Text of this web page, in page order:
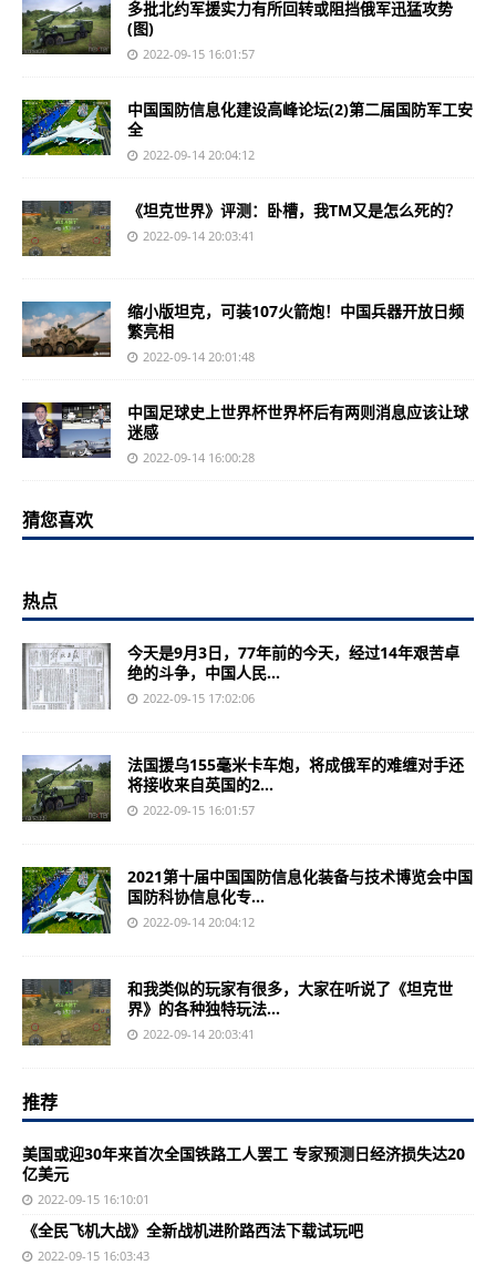
多批北约军援实力有所回转或阻挡俄军迅猛攻势
(图)
2022-09-15 16:01:57
中国国防信息化建设高峰论坛(2)第二届国防军工安
全
2022-09-14 20:04:12
《坦克世界》评测：卧槽，我TM又是怎么死的？
2022-09-14 20:03:41
缩小版坦克，可装107火箭炮！中国兵器开放日频
繁亮相
2022-09-14 20:01:48
中国足球史上世界杯世界杯后有两则消息应该让球
迷感
2022-09-14 16:00:28
猜您喜欢
热点
今天是9月3日，77年前的今天，经过14年艰苦卓
绝的斗争，中国人民...
2022-09-15 17:02:06
法国援乌155毫米卡车炮，将成俄军的难缠对手还
将接收来自英国的2...
2022-09-15 16:01:57
2021第十届中国国防信息化装备与技术博览会中国
国防科协信息化专...
2022-09-14 20:04:12
和我类似的玩家有很多，大家在听说了《坦克世
界》的各种独特玩法...
2022-09-14 20:03:41
推荐
美国或迎30年来首次全国铁路工人罢工 专家预测日经济损失达20
亿美元
2022-09-15 16:10:01
《全民飞机大战》全新战机进阶路西法下载试玩吧
2022-09-15 16:03:43